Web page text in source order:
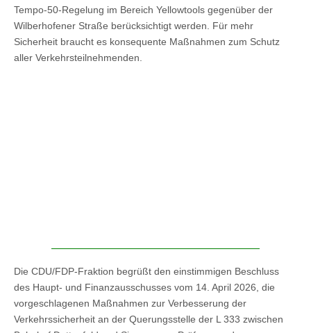
Tempo-50-Regelung im Bereich Yellowtools gegenüber der
Wilberhofener Straße berücksichtigt werden. Für mehr
Sicherheit braucht es konsequente Maßnahmen zum Schutz
aller Verkehrsteilnehmenden.
Die CDU/FDP-Fraktion begrüßt den einstimmigen Beschluss
des Haupt- und Finanzausschusses vom 14. April 2026, die
vorgeschlagenen Maßnahmen zur Verbesserung der
Verkehrssicherheit an der Querungsstelle der L 333 zwischen